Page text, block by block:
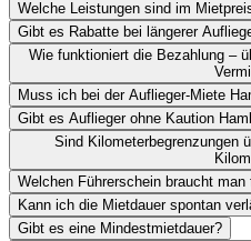
Welche Leistungen sind im
Gibt es Rabatte bei längerer
Wie funktioniert die Bezahlung –
Muss ich bei der Auflieger-Miete
Gibt es Auflieger ohne Kaution
Sind Kilometerbegrenzungen
Welchen Führerschein braucht
Kann ich die Mietdauer spontan
Gibt es eine Mindestmietdauer?